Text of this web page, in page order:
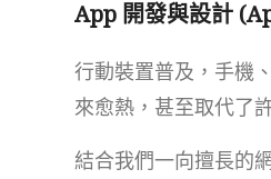
App 開發與設計
行動裝置普及，手機
來愈熱，甚至取代了
結合我們一向擅長的